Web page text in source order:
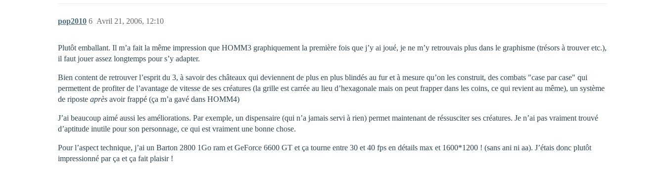
pop2010 Avril 21, 2006, 12:10
6
Plutôt emballant. Il m’a fait la même impression que HOMM3 graphiquement la première fois que j’y ai joué, je ne m’y retrouvais plus dans le graphisme (trésors à trouver etc.),
il faut jouer assez longtemps pour s’y adapter.
Bien content de retrouver l’esprit du 3, à savoir des châteaux qui deviennent de plus en plus blindés au fur et à mesure qu’on les construit, des combats "case par case" qui
permettent de profiter de l’avantage de vitesse de ses créatures (la grille est carrée au lieu d’hexagonale mais on peut frapper dans les coins, ce qui revient au même), un système
de riposte après avoir frappé (ça m’a gavé dans HOMM4)
J’ai beaucoup aimé aussi les améliorations. Par exemple, un dispensaire (qui n’a jamais servi à rien) permet maintenant de réssusciter ses créatures. Je n’ai pas vraiment trouvé
d’aptitude inutile pour son personnage, ce qui est vraiment une bonne chose.
Pour l’aspect technique, j’ai un Barton 2800 1Go ram et GeForce 6600 GT et ça tourne entre 30 et 40 fps en détails max et 1600*1200 ! (sans ani ni aa). J’étais donc plutôt
impressionné par ça et ça fait plaisir !